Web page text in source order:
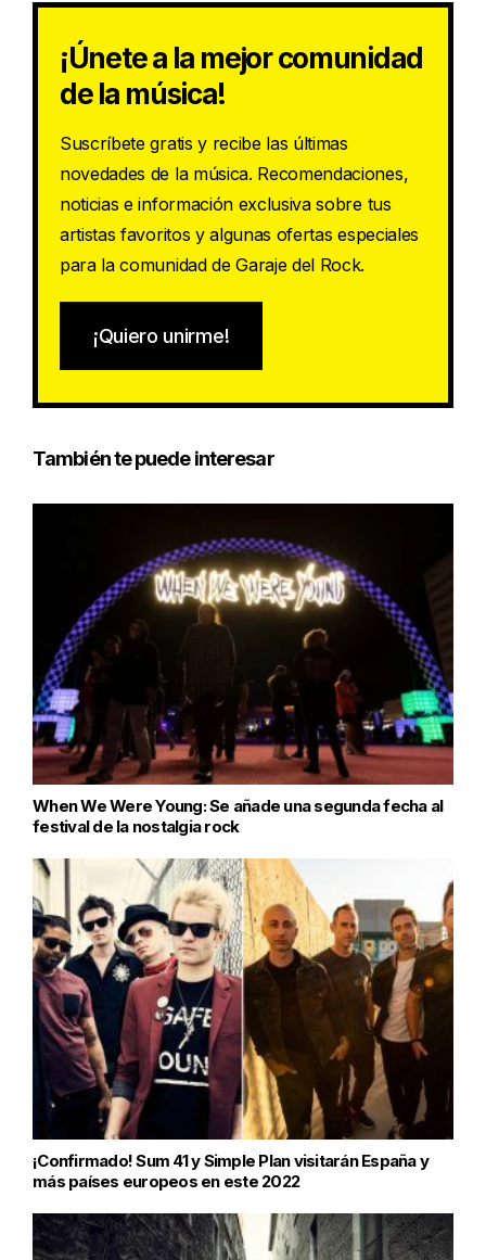
¡Únete a la mejor comunidad
de la música!
Suscríbete gratis y recibe las últimas
novedades de la música. Recomendaciones,
noticias e información exclusiva sobre tus
artistas favoritos y algunas ofertas especiales
para la comunidad de Garaje del Rock.
¡Quiero unirme!
También te puede interesar
When We Were Young: Se añade una segunda fecha al
festival de la nostalgia rock
¡Confirmado! Sum 41 y Simple Plan visitarán España y
más países europeos en este 2022